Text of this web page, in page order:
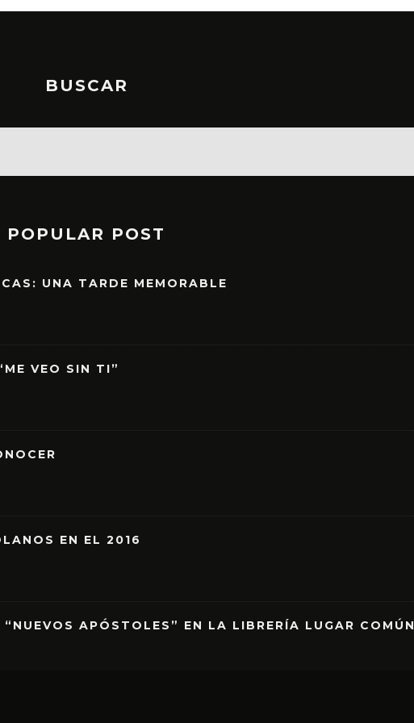
BUSCAR
POPULAR POST
UNA TARDE MEMORABLE
VEO SIN TI”
EN EL 2016
APÓSTOLES” EN LA LIBRERÍA LUGAR COMÚN